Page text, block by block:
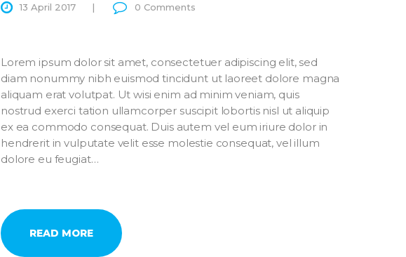
13 April 2017 0 Comments
Lorem ipsum dolor sit amet, consectetuer adipiscing elit, sed
diam nonummy nibh euismod tincidunt ut laoreet dolore magna
aliquam erat volutpat. Ut wisi enim ad minim veniam, quis
nostrud exerci tation ullamcorper suscipit lobortis nisl ut aliquip
ex ea commodo consequat. Duis autem vel eum iriure dolor in
hendrerit in vulputate velit esse molestie consequat, vel illum
dolore eu feugiat…
READ MORE